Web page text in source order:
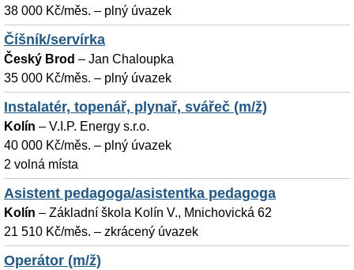
38 000 Kč/měs. – plný úvazek
Číšník/servírka
Český Brod – Jan Chaloupka
35 000 Kč/měs. – plný úvazek
Instalatér, topenář, plynař, svářeč (m/ž)
Kolín – V.I.P. Energy s.r.o.
40 000 Kč/měs. – plný úvazek
2 volná místa
Asistent pedagoga/asistentka pedagoga
Kolín – Základní škola Kolín V., Mnichovická 62
21 510 Kč/měs. – zkrácený úvazek
Operátor (m/ž)